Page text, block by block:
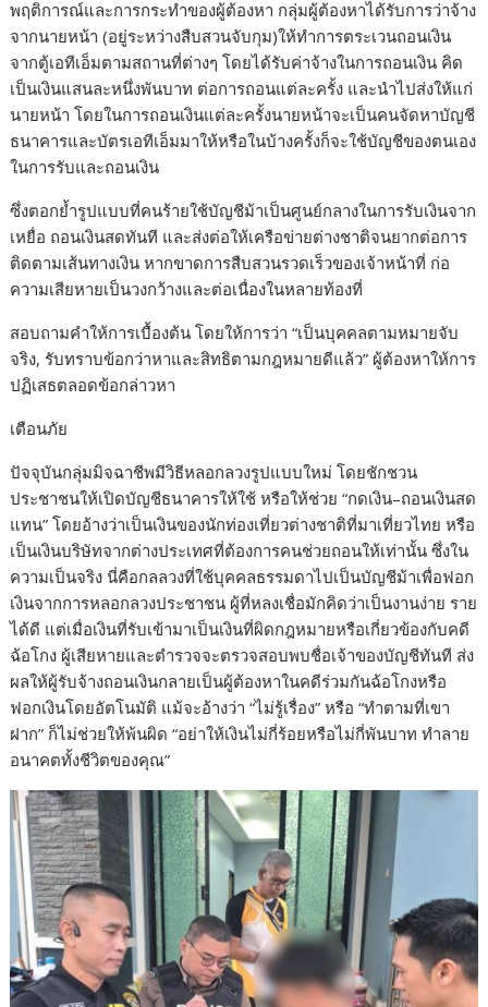
พฤติการณ์และการกระทำของผู้ต้องหา กลุ่มผู้ต้องหาได้รับการว่าจ้าง
จากนายหน้า (อยู่ระหว่างสืบสวนจับกุม)ให้ทำการตระเวนถอนเงิน
จากตู้เอทีเอ็มตามสถานที่ต่างๆ โดยได้รับค่าจ้างในการถอนเงิน คิด
เป็นเงินแสนละหนึ่งพันบาท ต่อการถอนแต่ละครั้ง และนำไปส่งให้แก่
นายหน้า โดยในการถอนเงินแต่ละครั้งนายหน้าจะเป็นคนจัดหาบัญชี
ธนาคารและบัตรเอทีเอ็มมาให้หรือในบ้างครั้งก็จะใช้บัญชีของตนเอง
ในการรับและถอนเงิน
ซึ่งตอกย้ำรูปแบบที่คนร้ายใช้บัญชีม้าเป็นศูนย์กลางในการรับเงินจาก
เหยื่อ ถอนเงินสดทันที และส่งต่อให้เครือข่ายต่างชาติจนยากต่อการ
ติดตามเส้นทางเงิน หากขาดการสืบสวนรวดเร็วของเจ้าหน้าที่ ก่อ
ความเสียหายเป็นวงกว้างและต่อเนื่องในหลายท้องที่
สอบถามคำให้การเบื้องต้น โดยให้การว่า “เป็นบุคคลตามหมายจับ
จริง, รับทราบข้อกว่าหาและสิทธิตามกฎหมายดีแล้ว” ผู้ต้องหาให้การ
ปฏิเสธตลอดข้อกล่าวหา
เตือนภัย
ปัจจุบันกลุ่มมิจฉาชีพมีวิธีหลอกลวงรูปแบบใหม่ โดยชักชวน
ประชาชนให้เปิดบัญชีธนาคารให้ใช้ หรือให้ช่วย “กดเงิน–ถอนเงินสด
แทน” โดยอ้างว่าเป็นเงินของนักท่องเที่ยวต่างชาติที่มาเที่ยวไทย หรือ
เป็นเงินบริษัทจากต่างประเทศที่ต้องการคนช่วยถอนให้เท่านั้น ซึ่งใน
ความเป็นจริง นี่คือกลลวงที่ใช้บุคคลธรรมดาไปเป็นบัญชีม้าเพื่อฟอก
เงินจากการหลอกลวงประชาชน ผู้ที่หลงเชื่อมักคิดว่าเป็นงานง่าย ราย
ได้ดี แต่เมื่อเงินที่รับเข้ามาเป็นเงินที่ผิดกฎหมายหรือเกี่ยวข้องกับคดี
ฉ้อโกง ผู้เสียหายและตำรวจจะตรวจสอบพบชื่อเจ้าของบัญชีทันที ส่ง
ผลให้ผู้รับจ้างถอนเงินกลายเป็นผู้ต้องหาในคดีร่วมกันฉ้อโกงหรือ
ฟอกเงินโดยอัตโนมัติ แม้จะอ้างว่า “ไม่รู้เรื่อง” หรือ “ทำตามที่เขา
ฝาก” ก็ไม่ช่วยให้พ้นผิด “อย่าให้เงินไม่กี่ร้อยหรือไม่กี่พันบาท ทำลาย
อนาคตทั้งชีวิตของคุณ”